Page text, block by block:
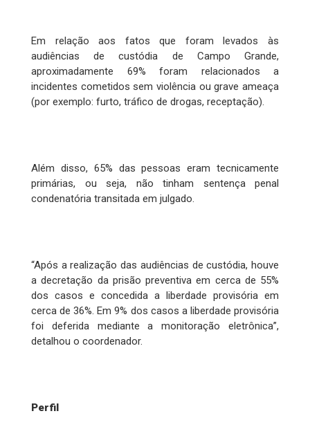
Em relação aos fatos que foram levados às
audiências de custódia de Campo Grande,
aproximadamente 69% foram relacionados a
incidentes cometidos sem violência ou grave ameaça
(por exemplo: furto, tráfico de drogas, receptação).
Além disso, 65% das pessoas eram tecnicamente
primárias, ou seja, não tinham sentença penal
condenatória transitada em julgado.
“Após a realização das audiências de custódia, houve
a decretação da prisão preventiva em cerca de 55%
dos casos e concedida a liberdade provisória em
cerca de 36%. Em 9% dos casos a liberdade provisória
foi deferida mediante a monitoração eletrônica”,
detalhou o coordenador.
Perfil